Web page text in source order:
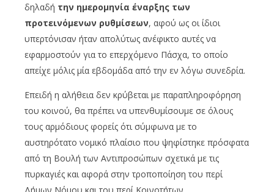
δηλαδή την ημερομηνία έναρξης των
προτεινόμενων ρυθμίσεων, αφού ως οι ίδιοι
υπερτόνισαν ήταν απολύτως ανέφικτο αυτές να
εφαρμοστούν για το επερχόμενο Πάσχα, το οποίο
απείχε μόλις μία εβδομάδα από την εν λόγω συνεδρία.
Επειδή η αλήθεια δεν κρύβεται με παραπληροφόρηση
του κοινού, θα πρέπει να υπενθυμίσουμε σε όλους
τους αρμόδιους φορείς ότι σύμφωνα με το
αυστηρότατο νομικό πλαίσιο που ψηφίστηκε πρόσφατα
από τη Βουλή των Αντιπροσώπων σχετικά με τις
πυρκαγιές και αφορά στην τροποποίηση του περί